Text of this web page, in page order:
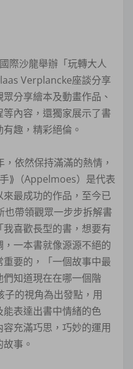
際沙龍舉辦「玩轉大人
Verplancke座談分享
分享繪本及動畫作品、
內容，還獨家展示了書
趣，精彩絕倫。
依然保持滿滿的熱情，
⟫（Appelmoes）是代表
最成功的作品，至今已
帶領觀眾一步步拆解書
喜歡長型的書，想要有
一本書就像源源不絕的
要的，「一個故事中最
知道現在在哪一個階
的視角為出發點，用
表達出書中情緒的色
充滿巧思，巧妙的運用
事。